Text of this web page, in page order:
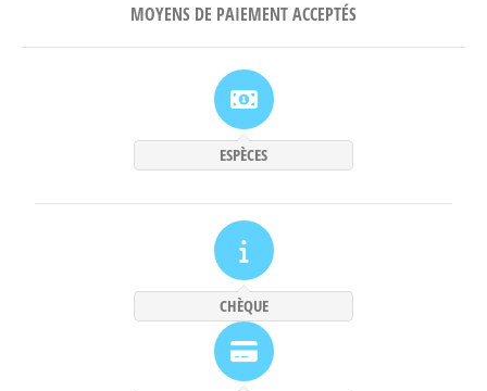
MOYENS DE PAIEMENT ACCEPTÉS
ESPÈCES
CHÈQUE